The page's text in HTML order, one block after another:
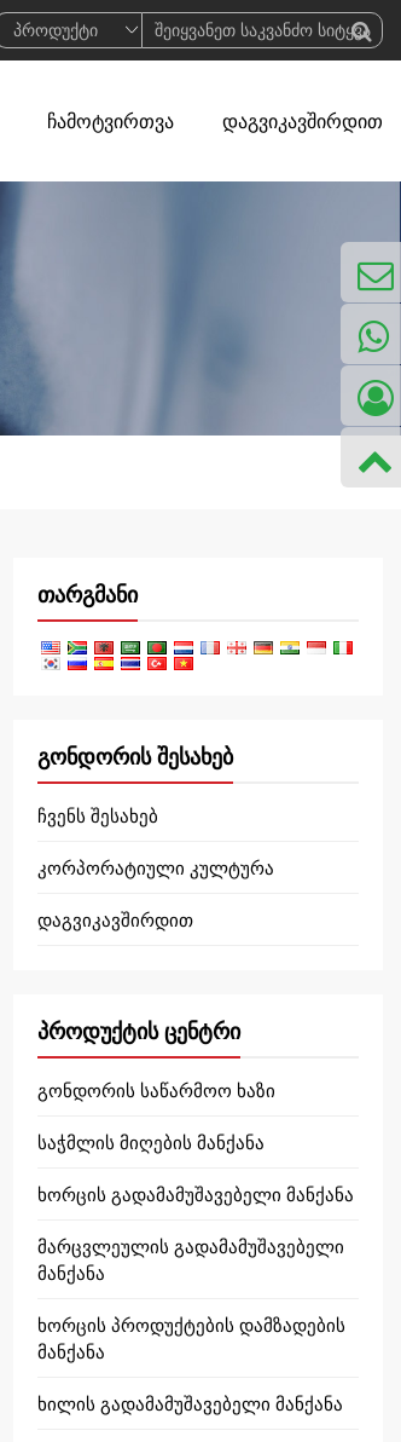
ჩამოტვირთვა დაგვიკავშირდით
თარგმანი
გონდორის შესახებ
ჩვენს შესახებ
კორპორატიული კულტურა
დაგვიკავშირდით
პროდუქტის ცენტრი
გონდორის საწარმოო ხაზი
საჭმლის მიღების მანქანა
ხორცის გადამამუშავებელი მანქანა
მარცვლეულის გადამამუშავებელი
მანქანა
ხორცის პროდუქტების დამზადების
მანქანა
ხილის გადამამუშავებელი მანქანა